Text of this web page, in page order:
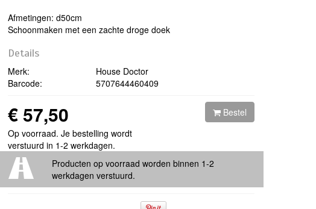
Afmetingen: d50cm
Schoonmaken met een zachte droge doek
Details
Merk:
House Doctor
Barcode:
5707644460409
€ 57,50
Op voorraad. Je bestelling wordt
verstuurd in 1-2 werkdagen.
Bestel
Producten op voorraad worden binnen 1-2
werkdagen verstuurd.